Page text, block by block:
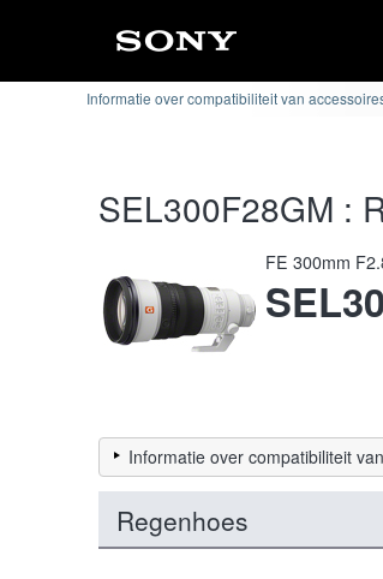
Informatie over compatibiliteit van
SEL300F28GM :
FE 300mm
Informatie over compatibiliteit
Regenhoes